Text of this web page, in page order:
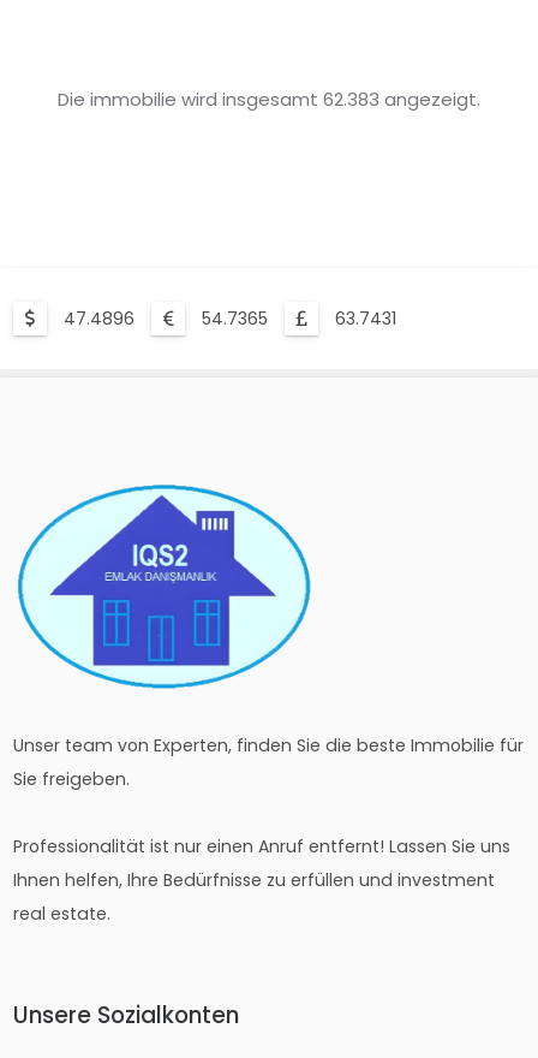
Die immobilie wird insgesamt 62.383 angezeigt.
47.4896 54.7365 63.7431
Unser team von Experten, finden Sie die beste Immobilie für
Sie freigeben.
Professionalität ist nur einen Anruf entfernt! Lassen Sie uns
Ihnen helfen, Ihre Bedürfnisse zu erfüllen und investment
real estate.
Unsere Sozialkonten